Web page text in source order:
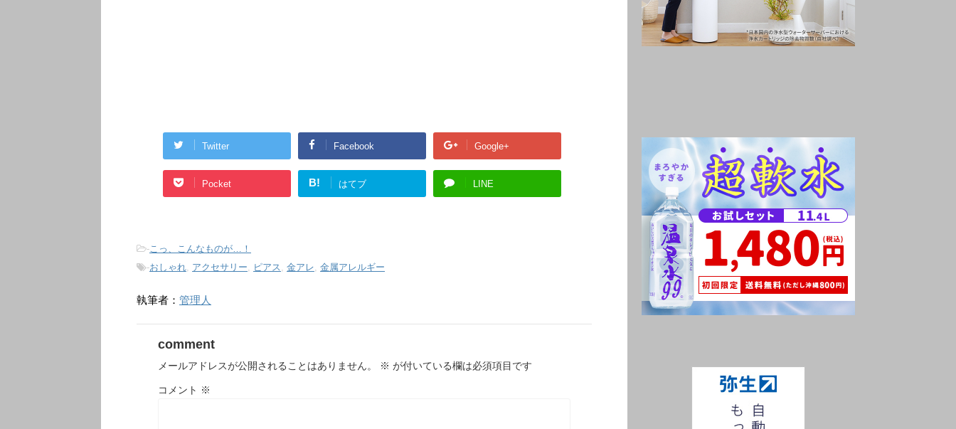
Twitter Facebook Google+
Pocket B! はてブ LINE
-こっ、こんなものが…！
-おしゃれ, アクセサリー, ピアス, 金アレ, 金属アレルギー
執筆者： 管理人
comment
メールアドレスが公開されることはありません。 ※ が付いている欄は必須項目です
コメント ※